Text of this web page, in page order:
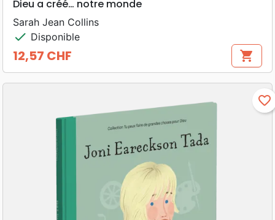
Dieu a créé… notre monde
Sarah Jean Collins
check Disponible
Prix
12,57 CHF shopping_cart
favorite_border